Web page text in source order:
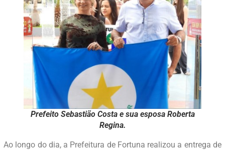
Prefeito Sebastião Costa e sua esposa Roberta
Regina.
Ao longo do dia, a Prefeitura de Fortuna realizou a entrega de